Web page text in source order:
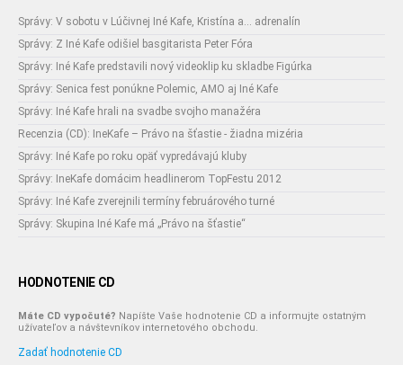
Správy: V sobotu v Lúčivnej Iné Kafe, Kristína a... adrenalín
Správy: Z Iné Kafe odišiel basgitarista Peter Fóra
Správy: Iné Kafe predstavili nový videoklip ku skladbe Figúrka
Správy: Senica fest ponúkne Polemic, AMO aj Iné Kafe
Správy: Iné Kafe hrali na svadbe svojho manažéra
Recenzia (CD): IneKafe – Právo na šťastie - žiadna mizéria
Správy: Iné Kafe po roku opäť vypredávajú kluby
Správy: IneKafe domácim headlinerom TopFestu 2012
Správy: Iné Kafe zverejnili termíny februárového turné
Správy: Skupina Iné Kafe má „Právo na šťastie“
HODNOTENIE CD
Máte CD vypočuté? Napíšte Vaše hodnotenie CD a informujte ostatným
užívateľov a návštevníkov internetového obchodu.
Zadať hodnotenie CD